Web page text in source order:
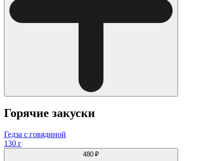
Горячие закуски
Гедза с говядиной
130 г
480 ₽